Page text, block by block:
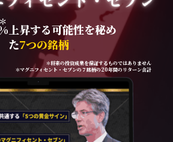
＊
上昇する可能性を秘め
た7つの銘柄
＊将来の投資成果を保証するものではありません
＊マグニフィセント・セブンの７銘柄の20年間のリターン合計